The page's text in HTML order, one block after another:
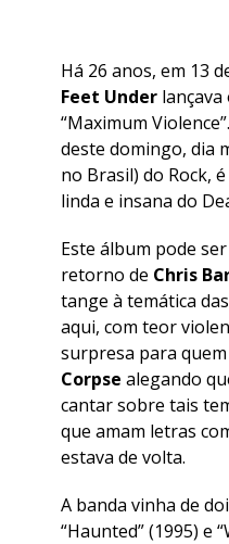
Há 26 anos, em 13
Feet Under
“Maximum Violence
deste domingo, dia
no Brasil) do Rock,
linda e insana do
Este álbum pode
retorno de Chris
tange à temática
aqui, com teor
surpresa para
Corpse alegando
cantar sobre tais
que amam letras
estava de volta.
A banda vinha de
“Haunted” (1995) e “